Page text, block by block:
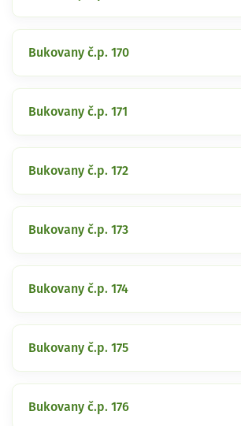
Bukovany č.p. 170
Bukovany č.p. 171
Bukovany č.p. 172
Bukovany č.p. 173
Bukovany č.p. 174
Bukovany č.p. 175
Bukovany č.p. 176